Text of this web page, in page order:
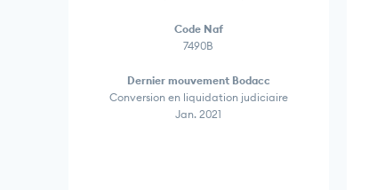
Code Naf
7490B
Dernier mouvement Bodacc
Conversion en liquidation judiciaire
Jan. 2021